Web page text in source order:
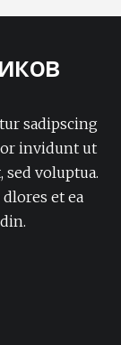
sadipscing
invidunt ut
sed voluptua.
et ea